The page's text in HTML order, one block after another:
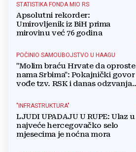
STATISTIKA FONDA MIO RS
Apsolutni rekorder:
Umirovljenik iz BiH prima
mirovinu već 76 godina
POČINIO SAMOUBOJSTVO U HAAGU
"Molim braću Hrvate da oproste
nama Srbima": Pokajnički govor
vođe tzv. RSK i danas odzvanja
"INFRASTRUKTURA"
LJUDI UPADAJU U RUPE: Ulaz u
najveće hercegovačko selo
mjesecima je noćna mora